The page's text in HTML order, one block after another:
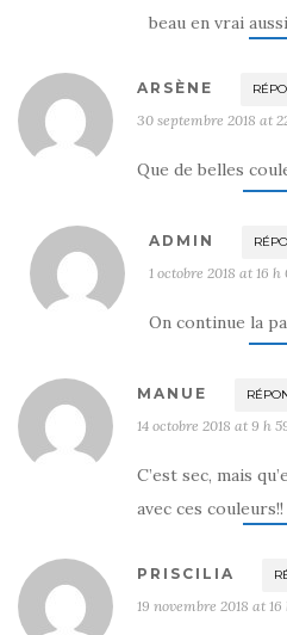
beau en vrai aussi
ARSÈNE
30 septembre 2018 at
Que de belles
ADMIN
1 octobre 2018 at 16
On continue la
MANUE
14 octobre 2018 at 9 h
C’est sec, mais
avec ces couleurs!!
PRISCILIA
19 novembre 2018 at